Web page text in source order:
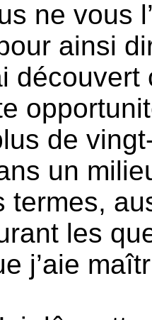
ne vous
ainsi
de
un
termes,
les
j’aie